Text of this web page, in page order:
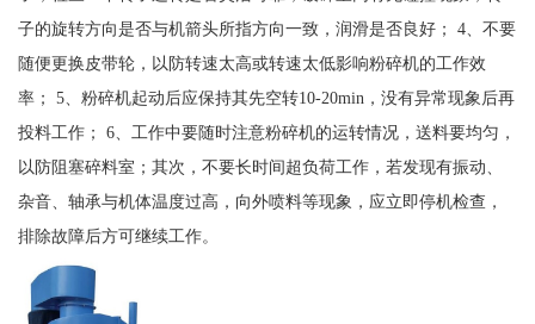
子的旋转方向是否与机箭头所指方向一致，润滑是否良好； 4、不要
随便更换皮带轮，以防转速太高或转速太低影响粉碎机的工作效
率； 5、粉碎机起动后应保持其先空转10-20min，没有异常现象后再
投料工作； 6、工作中要随时注意粉碎机的运转情况，送料要均匀，
以防阻塞碎料室；其次，不要长时间超负荷工作，若发现有振动、
杂音、轴承与机体温度过高，向外喷料等现象，应立即停机检查，
排除故障后方可继续工作。